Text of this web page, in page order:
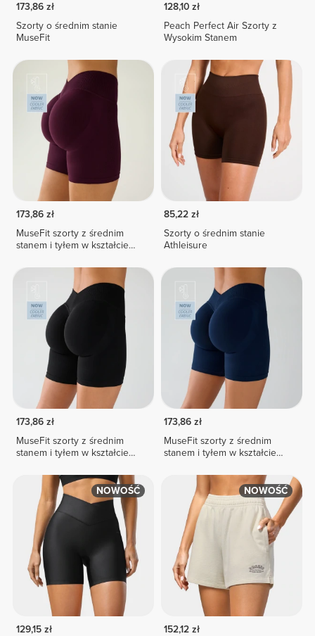
173,86 zł
Szorty o średnim stanie
MuseFit
128,10 zł
Peach Perfect Air Szorty z
Wysokim Stanem
173,86 zł
MuseFit szorty z średnim
stanem i tyłem w kształcie
85,22 zł
Szorty o średnim stanie
Athleisure
173,86 zł
MuseFit szorty z średnim
stanem i tyłem w kształcie
173,86 zł
MuseFit szorty z średnim
stanem i tyłem w kształcie
NOWOŚĆ
129,15 zł
NOWOŚĆ
152,12 zł